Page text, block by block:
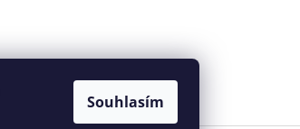
Souhlasím